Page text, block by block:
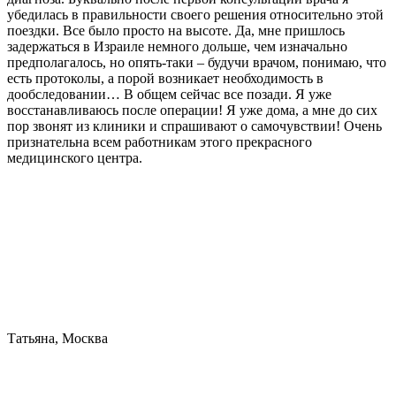
убедилась в правильности своего решения относительно этой
поездки. Все было просто на высоте. Да, мне пришлось
задержаться в Израиле немного дольше, чем изначально
предполагалось, но опять-таки – будучи врачом, понимаю, что
есть протоколы, а порой возникает необходимость в
дообследовании… В общем сейчас все позади. Я уже
восстанавливаюсь после операции! Я уже дома, а мне до сих
пор звонят из клиники и спрашивают о самочувствии! Очень
признательна всем работникам этого прекрасного
медицинского центра.
Татьяна, Москва